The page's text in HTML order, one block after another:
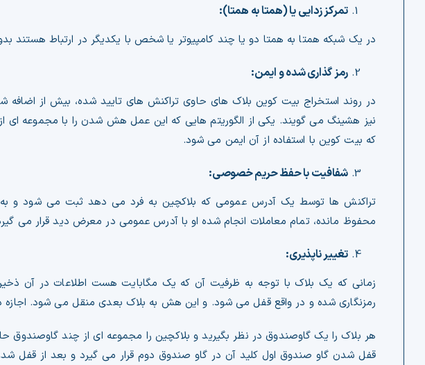
تمرکز زدایی یا (همتا به همتا):
در یک شبکه همتا به همتا دو یا چند کامپیوتر یا شخص با یکدیگر در ارتباط هستند
رمز گذاری شده و ایمن:
در روند استخراج بیت کوین بلاک های حاوی تراکنش های تایید شده، بیش از
که بیت کوین با استفاده از آن ایمن می شود.
شفافیت با حفظ حریم خصوصی:
تراکنش ها توسط یک آدرس عمومی که بلاکچین به فرد می دهد ثبت می شود و به
محفوظ مانده، تمام معاملات انجام شده او با آدرس عمومی در معرض دید قرار می
تغییر ناپذیری:
زمانی که یک بلاک با توجه به ظرفیت آن که یک مگابایت هست اطلاعات در آن
رمزنگاری شده و در واقع قفل می شود. و این هش به بلاک بعدی منقل می شود.
هر بلاک را یک گاوصندوق در نظر بگیرید و بلاکچین را مجموعه ای از چند
قفل شدن گاو صندوق اول کلید آن در گاو صندوق دوم قرار می گیرد و بعد از قفل